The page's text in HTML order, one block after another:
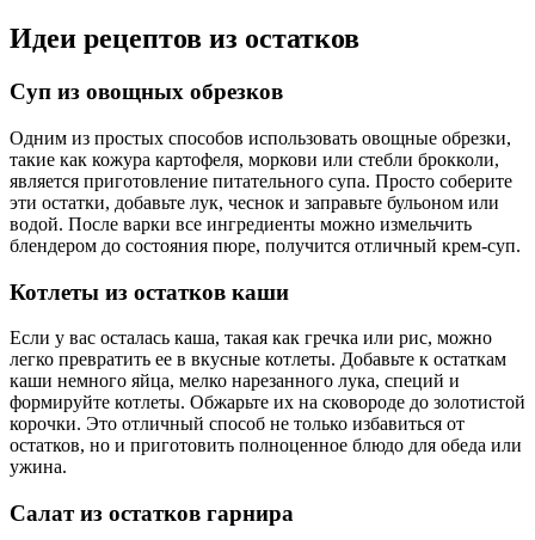
Идеи рецептов из остатков
Суп из овощных обрезков
Одним из простых способов использовать овощные обрезки,
такие как кожура картофеля, моркови или стебли брокколи,
является приготовление питательного супа. Просто соберите
эти остатки, добавьте лук, чеснок и заправьте бульоном или
водой. После варки все ингредиенты можно измельчить
блендером до состояния пюре, получится отличный крем-суп.
Котлеты из остатков каши
Если у вас осталась каша, такая как гречка или рис, можно
легко превратить ее в вкусные котлеты. Добавьте к остаткам
каши немного яйца, мелко нарезанного лука, специй и
формируйте котлеты. Обжарьте их на сковороде до золотистой
корочки. Это отличный способ не только избавиться от
остатков, но и приготовить полноценное блюдо для обеда или
ужина.
Салат из остатков гарнира